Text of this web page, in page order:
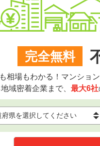
完全無料
相場もわかる！マンショ
域密着企業まで、 最大6社